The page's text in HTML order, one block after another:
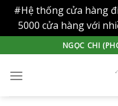
#Hệ thống cửa hàng
5000 cửa hàng với
to
content
NGỌC CHI